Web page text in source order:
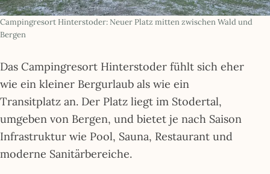
Campingresort Hinterstoder: Neuer Platz mitten zwischen Wald und
Bergen
Das Campingresort Hinterstoder fühlt sich eher
wie ein kleiner Bergurlaub als wie ein
Transitplatz an. Der Platz liegt im Stodertal,
umgeben von Bergen, und bietet je nach Saison
Infrastruktur wie Pool, Sauna, Restaurant und
moderne Sanitärbereiche.